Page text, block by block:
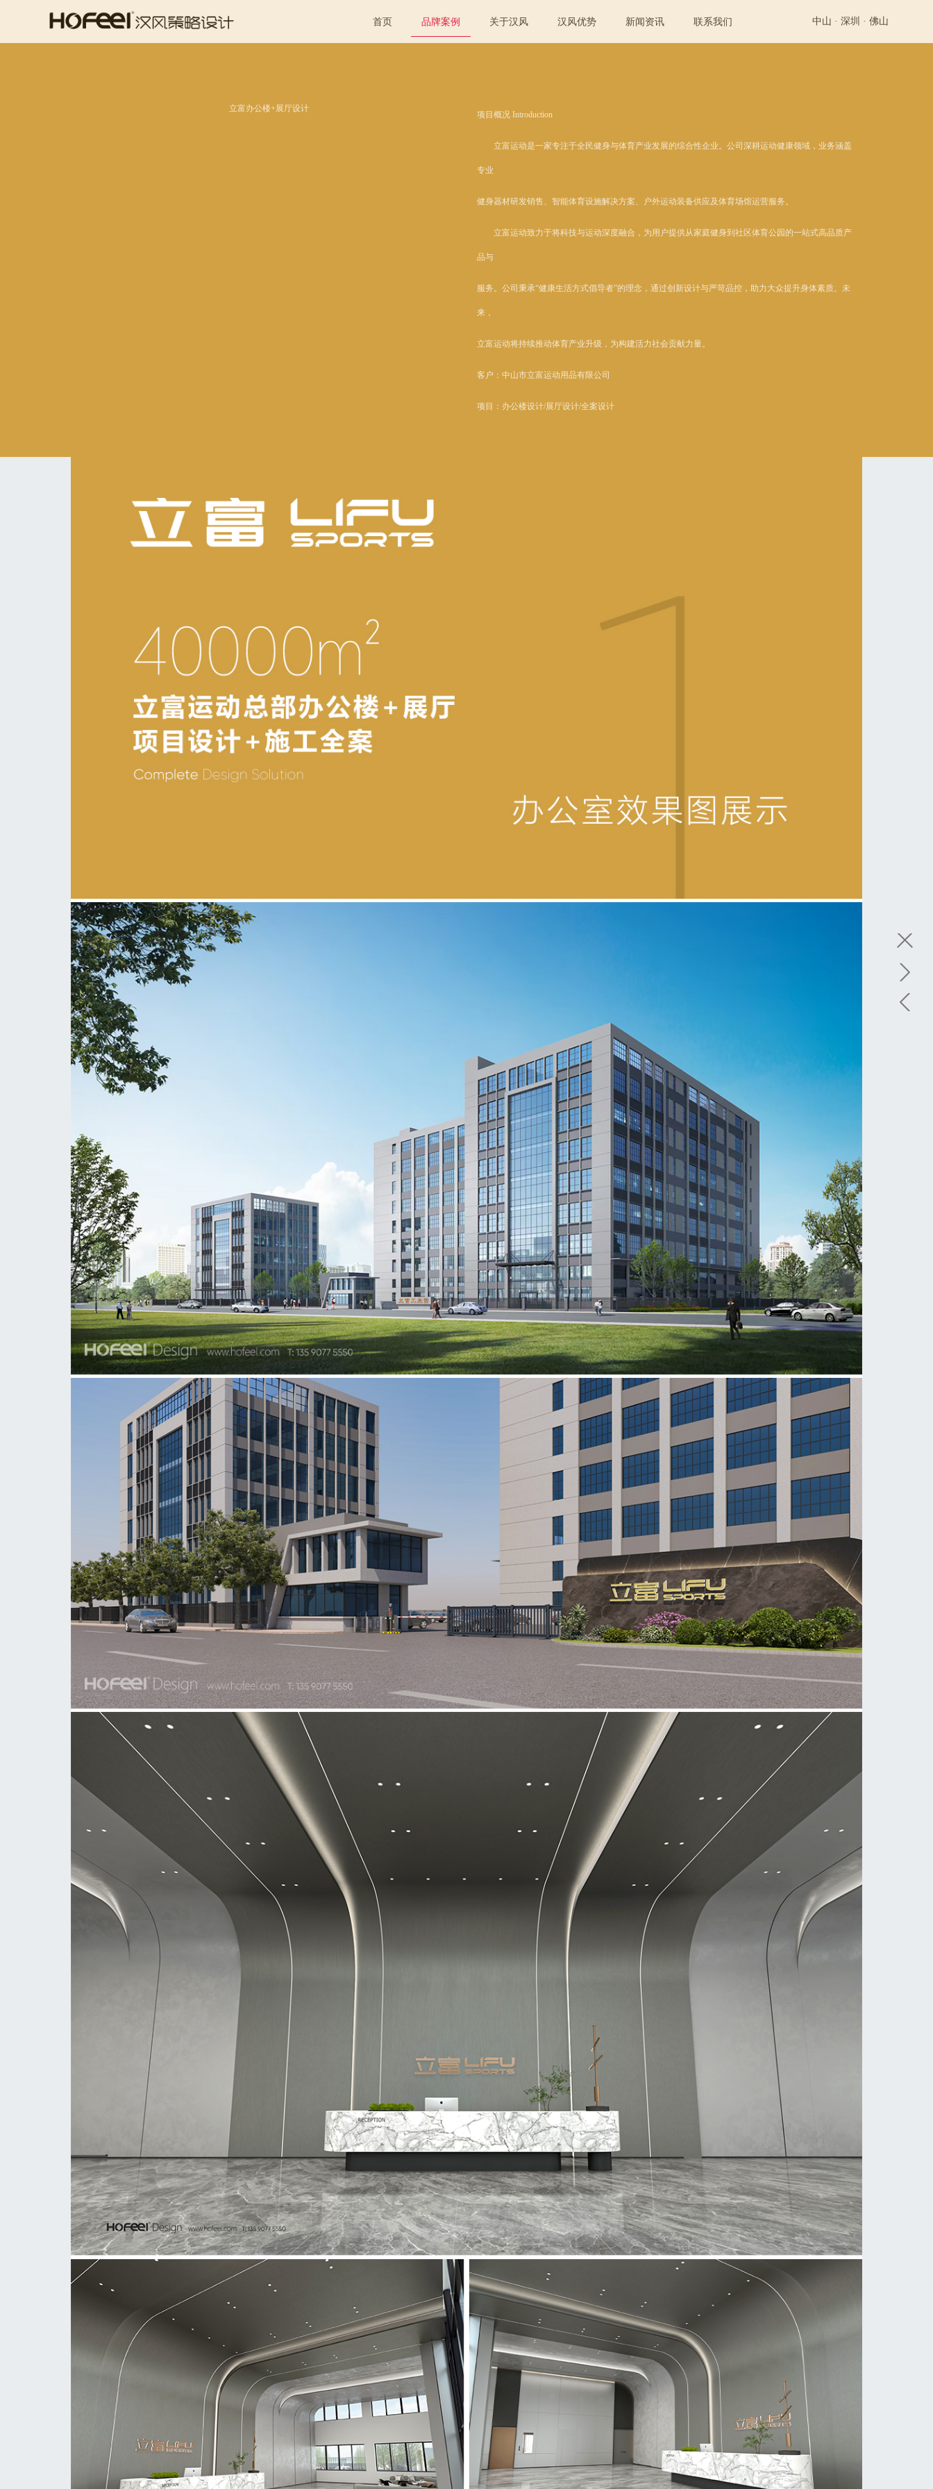
中山 · 深圳 · 佛山
首页 品牌案例 关于汉风 汉风优势 新闻资讯 联系我们
立富办公楼+展厅设计
项目概况 Introduction
立富运动是一家专注于全民健身与体育产业发展的综合性企业。公司深耕运动健康领域，业务涵盖
专业
健身器材研发销售、智能体育设施解决方案、户外运动装备供应及体育场馆运营服务。
立富运动致力于将科技与运动深度融合，为用户提供从家庭健身到社区体育公园的一站式高品质产
品与
服务。公司秉承“健康生活方式倡导者”的理念，通过创新设计与严苛品控，助力大众提升身体素质。未
来，
立富运动将持续推动体育产业升级，为构建活力社会贡献力量。
客户：中山市立富运动用品有限公司
项目：办公楼设计/展厅设计/全案设计